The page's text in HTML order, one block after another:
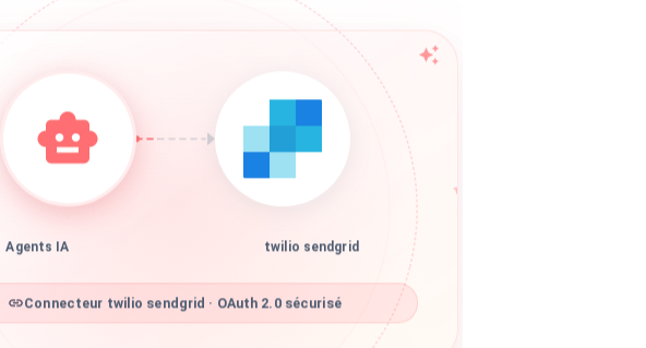
Agents IA twilio sendgrid
Connecteur twilio sendgrid · OAuth 2.0 sécurisé